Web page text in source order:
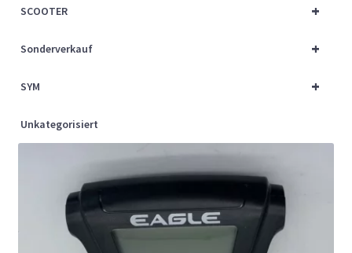
+
SCOOTER
+
Sonderverkauf
+
SYM
Unkategorisiert